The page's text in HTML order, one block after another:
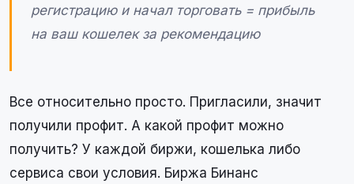
регистрацию и начал торговать = прибыль
на ваш кошелек за рекомендацию
Все относительно просто. Пригласили, значит
получили профит. А какой профит можно
получить? У каждой биржи, кошелька либо
сервиса свои условия. Биржа Бинанс